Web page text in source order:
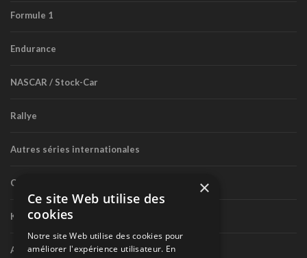
Formule 1
Endurance
NASCAR / Stock-Car
Rallye
Autres séries internationales
Circuit routier canadien
Karting
Autres séries nationales
×
Ce site Web utilise des
cookies
Notre site Web utilise des cookies pour
améliorer l'expérience utilisateur. En